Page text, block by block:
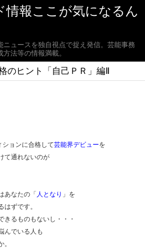
情報ここが気になるん
ニュースを独自視点で捉え発信。芸能事務
法等の情報満載。
のヒント「自己ＰＲ」編Ⅱ
ションに合格して芸能界デビューを
て通れないのが
あなたの「 人となり 」を
はずです。
きるものもないし・・・
んでいる人も